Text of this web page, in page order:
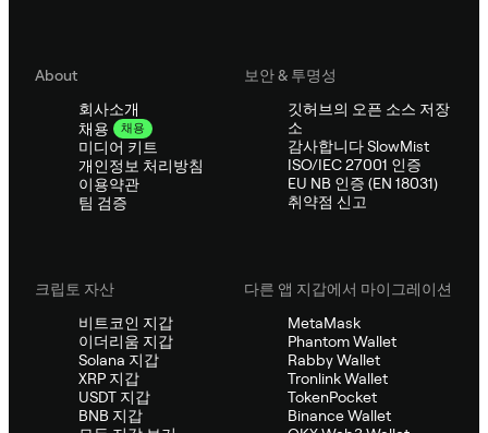
About
회사소개
채용
채용
미디어 키트
개인정보 처리방침
이용약관
팀 검증
보안 & 투명성
깃허브의 오픈 소스 저장
소
감사합니다 SlowMist
ISO/IEC 27001 인증
EU NB 인증 (EN 18031)
취약점 신고
크립토 자산
비트코인 지갑
이더리움 지갑
Solana 지갑
XRP 지갑
USDT 지갑
BNB 지갑
다른 앱 지갑에서 마이그레이션
MetaMask
Phantom Wallet
Rabby Wallet
Tronlink Wallet
TokenPocket
Binance Wallet